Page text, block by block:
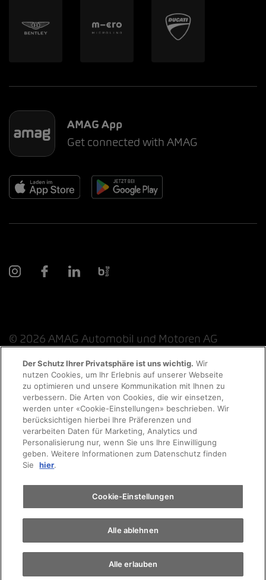
Probefahrt
Terminvereinbarung
Auto finden
Elektromobilität
AMAG App
Get connected with AMAG
© 2026 AMAG Automobil und Motoren AG
Datenschutzerklärung Rechtliche Hinweise
Rechtliche Hinweise Online-Chat
Cookie-Richtlinie Impressum AGB Jobs
Der Schutz Ihrer Privatsphäre ist uns wichtig. Wir
nutzen Cookies, um Ihr Erlebnis auf unserer Webseite
zu optimieren und unsere Kommunikation mit Ihnen zu
verbessern. Die Arten von Cookies, die wir einsetzen,
werden unter «Cookie-Einstellungen» beschrieben. Wir
berücksichtigen hierbei Ihre Präferenzen und
verarbeiten Daten für Marketing, Analytics und
Personalisierung nur, wenn Sie uns Ihre Einwilligung
geben. Weitere Informationen zum Datenschutz finden
Sie
hier.
Cookie-Einstellungen
Alle ablehnen
Alle erlauben